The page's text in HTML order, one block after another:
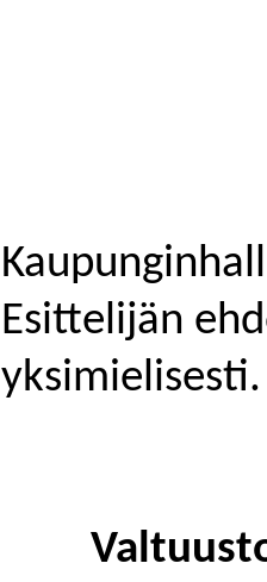
Esittelijän
yksimielisesti.